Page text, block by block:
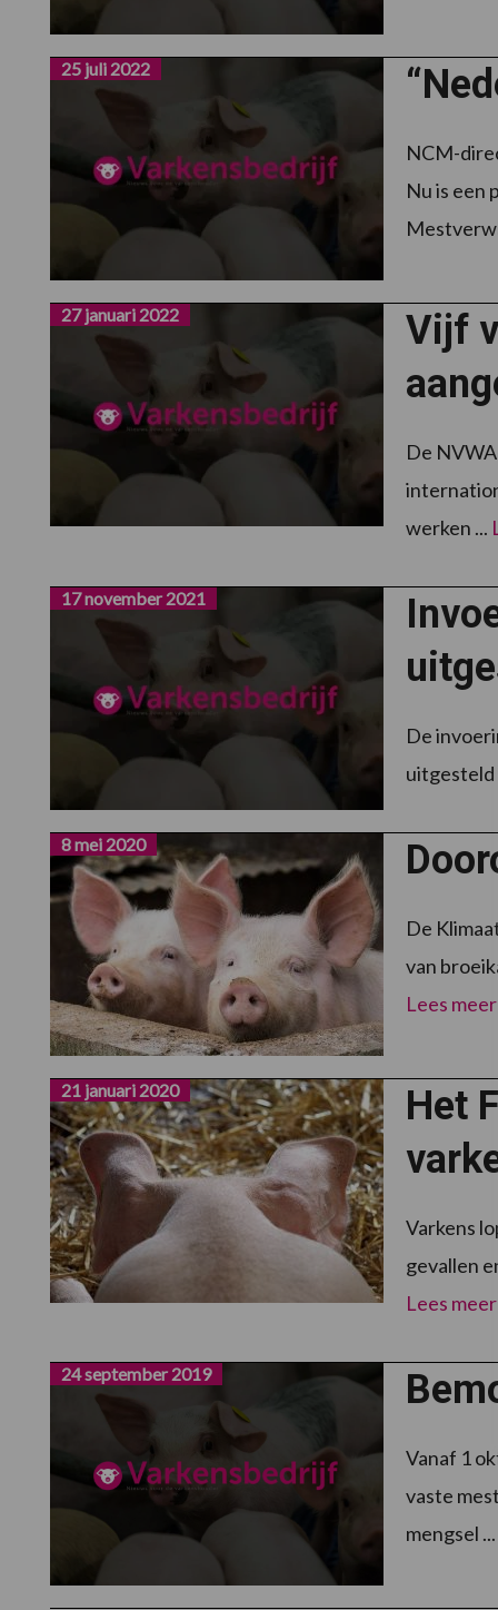
25 juli 2022
NCM-
Nu is een
Vijf
27 januari 2022
De
werken ...
17 november 2021
De
uitgesteld
8 mei 2020
De
van
Lees meer
Het
21 januari 2020
Varkens
gevallen
Lees meer
24 september 2019
Vanaf 1
vaste
mengsel ...